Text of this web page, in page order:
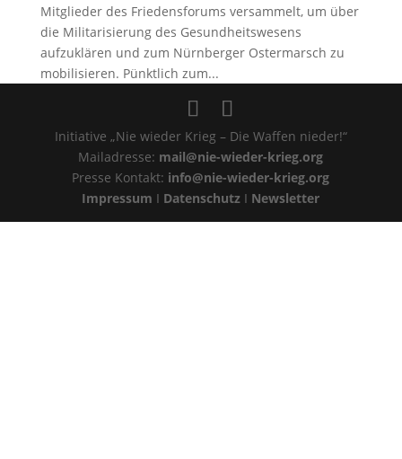
Mitglieder des Friedensforums versammelt, um über
die Militarisierung des Gesundheitswesens
aufzuklären und zum Nürnberger Ostermarsch zu
mobilisieren. Pünktlich zum...
Initiative „Nie wieder Krieg – Die Waffen nieder!“
Mailadresse: mail@nie-wieder-krieg.org
Presse Kontakt: info@nie-wieder-krieg.org
Impressum I Datenschutz I Newsletter